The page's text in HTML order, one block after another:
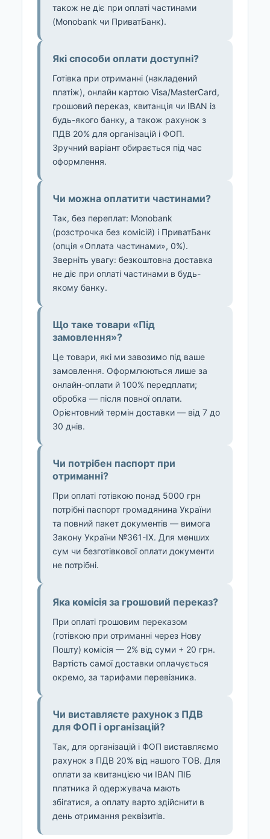
також не діє при оплаті частинами
(Monobank чи ПриватБанк).
Які способи оплати доступні?
Готівка при отриманні (накладений
платіж), онлайн картою Visa/MasterCard,
грошовий переказ, квитанція чи IBAN із
будь-якого банку, а також рахунок з
ПДВ 20% для організацій і ФОП.
Зручний варіант обирається під час
оформлення.
Чи можна оплатити частинами?
Так, без переплат: Monobank
(розстрочка без комісій) і ПриватБанк
(опція «Оплата частинами», 0%).
Зверніть увагу: безкоштовна доставка
не діє при оплаті частинами в будь-
якому банку.
Що таке товари «Під
замовлення»?
Це товари, які ми завозимо під ваше
замовлення. Оформлюються лише за
онлайн-оплати й 100% передплати;
обробка — після повної оплати.
Орієнтовний термін доставки — від 7 до
30 днів.
Чи потрібен паспорт при
отриманні?
При оплаті готівкою понад 5000 грн
потрібні паспорт громадянина України
та повний пакет документів — вимога
Закону України №361-IX. Для менших
сум чи безготівкової оплати документи
не потрібні.
Яка комісія за грошовий переказ?
При оплаті грошовим переказом
(готівкою при отриманні через Нову
Пошту) комісія — 2% від суми + 20 грн.
Вартість самої доставки оплачується
окремо, за тарифами перевізника.
Чи виставляєте рахунок з ПДВ
для ФОП і організацій?
Так, для організацій і ФОП виставляємо
рахунок з ПДВ 20% від нашого ТОВ. Для
оплати за квитанцією чи IBAN ПІБ
платника й одержувача мають
збігатися, а оплату варто здійснити в
день отримання реквізитів.